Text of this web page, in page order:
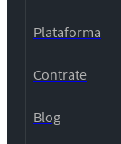
Plataforma
Contrate
Blog